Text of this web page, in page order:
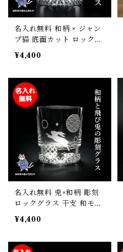
名入れ無料 和柄 × ジャン
プ猫 底面カット ロックグ
ラス 重厚感×高級感 サン
ドブラスト彫刻 オリジナ
ト・プレゼントに最適！
¥4,400
名入れ無料 兎×和柄 彫刻
ロックグラス 干支 和モダ
ン ギフトにおすすめ
¥4,400